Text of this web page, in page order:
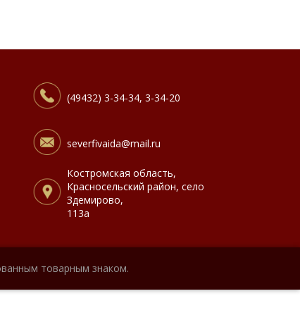
(49432) 3-34-34, 3-34-20
severfivaida@mail.ru
Костромская область,
Красносельский район, село
Здемирово,
113а
товарным знаком.